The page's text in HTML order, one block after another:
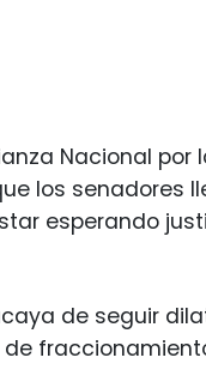
Nacional
los senadores
esperando
de seguir